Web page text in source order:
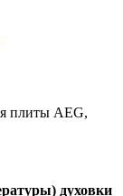
плиты AEG,
духовки